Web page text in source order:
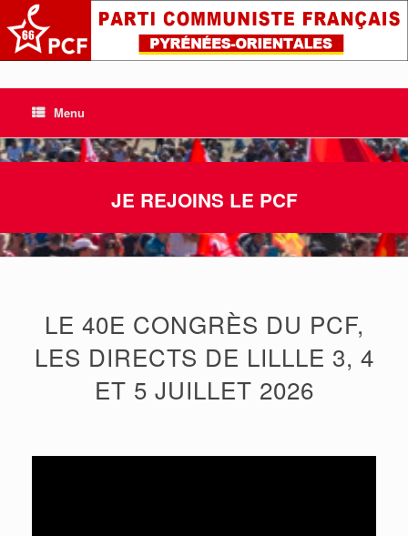
to
content
Menu
JE REJOINS LE PCF
LE 40E CONGRÈS DU PCF,
LES DIRECTS DE LILLLE 3, 4
ET 5 JUILLET 2026